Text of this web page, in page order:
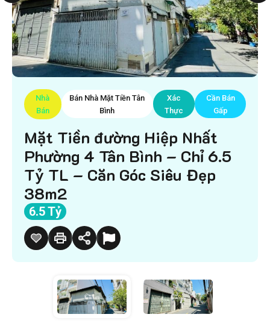
Nhà
Bán
Bán Nhà Mặt Tiền Tân
Bình
Xác
Thực
Cần Bán
Gấp
Mặt Tiền đường Hiệp Nhất
Phường 4 Tân Bình – Chỉ 6.5
Tỷ TL – Căn Góc Siêu Đẹp
38m2
6.5 Tỷ